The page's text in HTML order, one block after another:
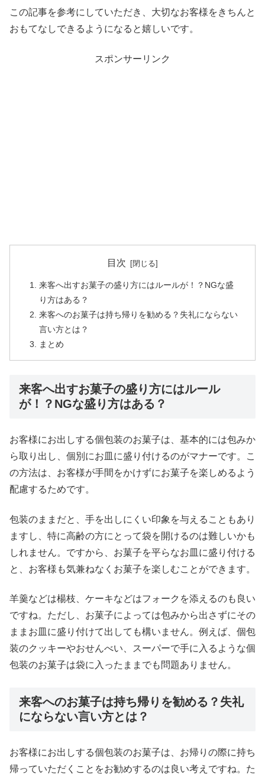
この記事を参考にしていただき、大切なお客様をきちんと
おもてなしできるようになると嬉しいです。
スポンサーリンク
目次
来客へ出すお菓子の盛り方にはルールが！？NGな盛
り方はある？
来客へのお菓子は持ち帰りを勧める？失礼にならない
言い方とは？
まとめ
来客へ出すお菓子の盛り方にはルール
が！？NGな盛り方はある？
お客様にお出しする個包装のお菓子は、基本的には包みか
ら取り出し、個別にお皿に盛り付けるのがマナーです。こ
の方法は、お客様が手間をかけずにお菓子を楽しめるよう
配慮するためです。
包装のままだと、手を出しにくい印象を与えることもあり
ますし、特に高齢の方にとって袋を開けるのは難しいかも
しれません。ですから、お菓子を平らなお皿に盛り付ける
と、お客様も気兼ねなくお菓子を楽しむことができます。
羊羹などは楊枝、ケーキなどはフォークを添えるのも良い
ですね。ただし、お菓子によっては包みから出さずにその
ままお皿に盛り付けて出しても構いません。例えば、個包
装のクッキーやおせんべい、スーパーで手に入るような個
包装のお菓子は袋に入ったままでも問題ありません。
来客へのお菓子は持ち帰りを勧める？失礼
にならない言い方とは？
お客様にお出しする個包装のお菓子は、お帰りの際に持ち
帰っていただくことをお勧めするのは良い考えですね。た